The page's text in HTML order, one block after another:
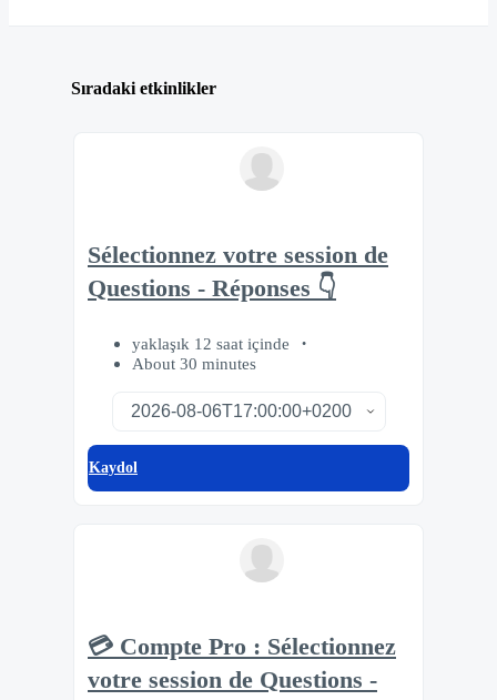
Sıradaki etkinlikler
Sélectionnez votre session de
Questions - Réponses 👇
yaklaşık 12 saat içinde
About 30 minutes
Kaydol
💳 Compte Pro : Sélectionnez
votre session de Questions -